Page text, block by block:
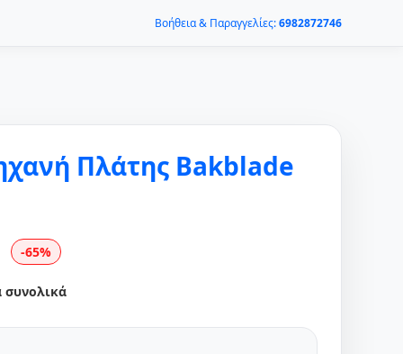
Βοήθεια & Παραγγελίες:6982872746
Πλάτης Bakblade
-65%
συνολικά